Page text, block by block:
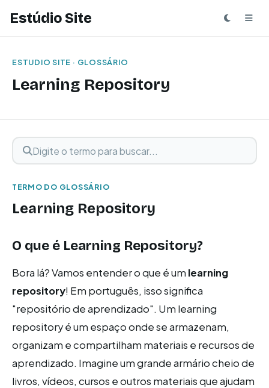
Estúdio Site
ESTUDIO SITE · GLOSSÁRIO
Learning Repository
Buscar termo
Digite o termo para buscar
TERMO DO GLOSSÁRIO
Learning Repository
O que é Learning Repository?
Bora lá? Vamos entender o que é um learning
repository! Em português, isso significa
"repositório de aprendizado". Um learning
repository é um espaço onde se armazenam,
organizam e compartilham materiais e recursos de
aprendizado. Imagine um grande armário cheio de
livros, vídeos, cursos e outros materiais que ajudam